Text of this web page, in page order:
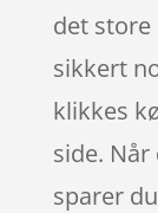
det store
sikkert
klikkes
side.
sparer